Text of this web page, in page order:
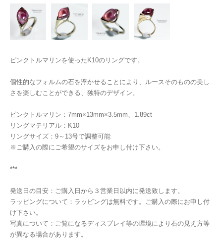
ピンクトルマリンを使ったK10のリングです。
個性的なフォルムの石を浮かせることにより、ルースそのものの美し
さを楽しむことができる、独特のデザイン。
ピンクトルマリン：7mm×13mm×3.5mm、1.89ct
リングマテリアル：K10
リングサイズ：9～13号で調整可能
※ご購入の際にご希望のサイズをお申し付け下さい。
***
発送日の目安：ご購入日から３営業日以内に発送致します。
ラッピングについて：ラッピングは無料です。ご購入の際にお申し付
け下さい。
写真について：ご覧になるディスプレイ等の環境により石の見え方等
が異なる場合があります。